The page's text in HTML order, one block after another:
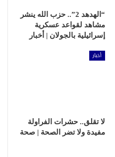
“الهدهد 2”.. حزب الله ينشر
مشاهد لقواعد عسكرية
إسرائيلية بالجولان | أخبار
أخبار
لا تقلق.. حشرات الفراولة
مفيدة ولا تضر الصحة | صحة